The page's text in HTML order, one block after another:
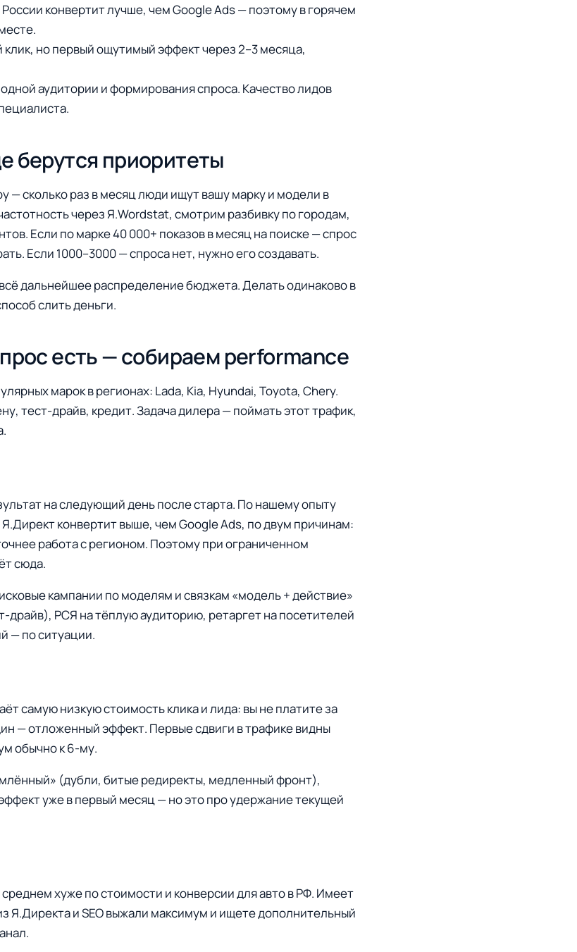
конвертит лучше, чем Google Ads — поэтому в горячем
но первый ощутимый эффект через 2–3 месяца,
аудитории и формирования спроса. Качество лидов
берутся приоритеты
— сколько раз в месяц люди ищут вашу марку и модели в
через Я.Wordstat, смотрим разбивку по городам,
Если по марке 40 000+ показов в месяц на поиске — спрос
Если 1000–3000 — спроса нет, нужно его создавать.
дальнейшее распределение бюджета. Делать одинаково в
слить деньги.
есть — собираем performance
марок в регионах: Lada, Kia, Hyundai, Toyota, Chery.
тест-драйв, кредит. Задача дилера — поймать этот трафик,
на следующий день после старта. По нашему опыту
конвертит выше, чем Google Ads, по двум причинам:
работа с регионом. Поэтому при ограниченном
сюда.
кампании по моделям и связкам «модель + действие»
драйв), РСЯ на тёплую аудиторию, ретаргет на посетителей
— по ситуации.
самую низкую стоимость клика и лида: вы не платите за
— отложенный эффект. Первые сдвиги в трафике видны
обычно к 6-му.
(дубли, битые редиректы, медленный фронт),
уже в первый месяц — но это про удержание текущей
хуже по стоимости и конверсии для авто в РФ. Имеет
Я.Директа и SEO выжали максимум и ищете дополнительный